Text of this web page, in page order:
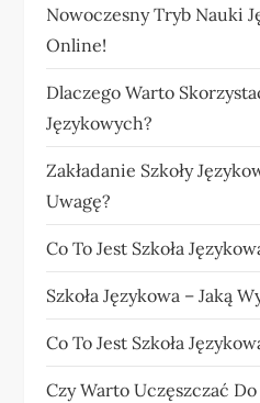
Nowoczesny Tryb Nauki
Online!
Dlaczego Warto
Językowych?
Zakładanie Szkoły
Uwagę?
Co To Jest Szkoła
Szkoła Językowa – Jaką
Co To Jest Szkoła
Czy Warto Uczęszczać Do